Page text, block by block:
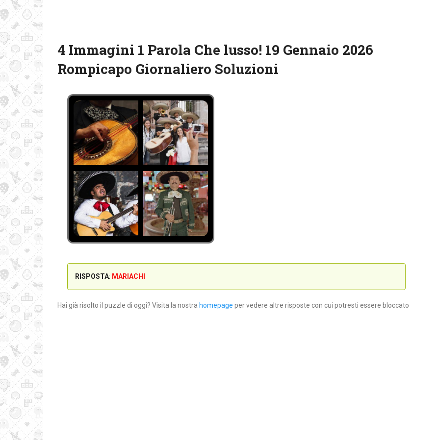
4 Immagini 1 Parola Che lusso! 19 Gennaio 2026
Rompicapo Giornaliero Soluzioni
RISPOSTA: MARIACHI
Hai già risolto il puzzle di oggi? Visita la nostra homepage per vedere altre risposte con cui potresti essere bloccato